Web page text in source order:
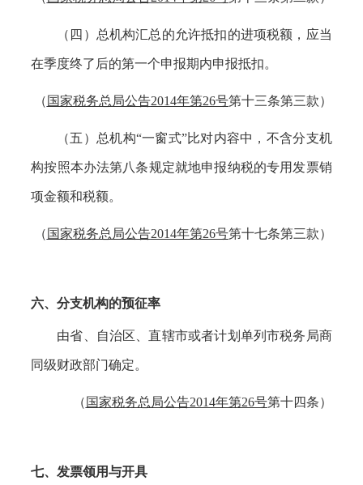
（四）总机构汇总的允许抵扣的进项税额，应当
在季度终了后的第一个申报期内申报抵扣。
（ 国家税务总局公告2014年第26号第十三条第三款）
（五）总机构“一窗式”比对内容中，不含分支机
构按照本办法第八条规定就地申报纳税的专用发票销
项金额和税额。
（ 国家税务总局公告2014年第26号第十七条第三款）
六、分支机构的预征率
由省、自治区、直辖市或者计划单列市税务局商
同级财政部门确定。
（ 国家税务总局公告2014年第26号第十四条）
七、发票领用与开具